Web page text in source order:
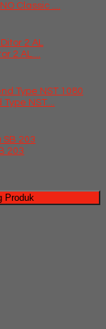
Classic ....
2 AL....
NST....
203
Produk